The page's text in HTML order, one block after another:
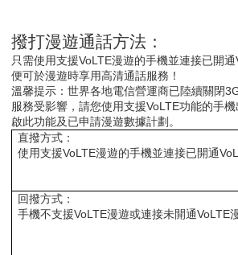
撥打漫遊通話方法：
只需使用支援VoLTE漫遊的手機並連接已開
便可於漫遊時享用高清通話服務！
溫馨提示：世界各地電信營運商已陸續關閉
服務受影響，請您使用支援VoLTE功能的手
啟此功能及已申請漫遊數據計劃。
直撥方式：
使用支援VoLTE漫遊的手機並連接已開通
回撥方式：
手機不支援VoLTE漫遊或連接未開通VoLTE